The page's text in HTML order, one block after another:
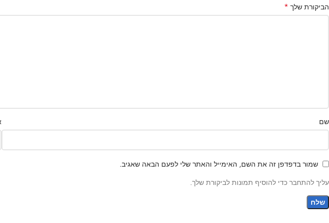
הביקורת שלך *
שם
שמור בדפדפן זה את השם, האימייל והאתר שלי לפעם הבאה שאגיב.
עליך להתחבר כדי להוסיף תמונות לביקורת שלך.